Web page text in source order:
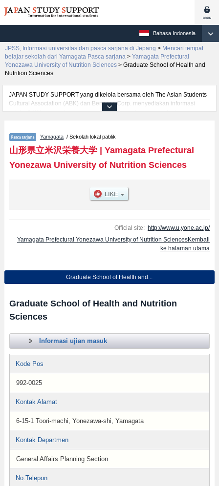
Bahasa Indonesia
JPSS, Informasi universitas dan pasca sarjana di Jepang > Mencari tempat
belajar sekolah dari Yamagata Pasca sarjana > Yamagata Prefectural
Yonezawa University of Nutrition Sciences > Graduate School of Health and
Nutrition Sciences
JAPAN STUDY SUPPORT yang dikelola bersama oleh The Asian Students
Cultural Association (ABK) dan Benesse Corp. menyediakan informasi
sekitar 1300 universitas, pascasarjana, universitas yunior, akademi
University of Nutrition Sciences, mencakup informasi per jurusan riset
seperti %% research %%, serta berbagai informasi yang berguna bagi
mahasiswa(i) mancanegara seperti kuota untuk jumlah pendaftar dan
jumlah kelulusan ujian masuk mahasiswa(i) mancanegara, informasi
Yamagata / Sekolah lokal pablik
山形県立米沢栄養大学| Yamagata Prefectural
Yonezawa University of Nutrition Sciences
Official site: http://www.u.yone.ac.jp/
Yamagata Prefectural Yonezawa University of Nutrition SciencesKembali
ke halaman utama
Graduate School of Health and...
Graduate School of Health and Nutrition
Sciences
Informasi ujian masuk
Kode Pos
992-0025
Kontak Alamat
6-15-1 Toori-machi, Yonezawa-shi, Yamagata
Kontak Departmen
General Affairs Planning Section
No.Telepon